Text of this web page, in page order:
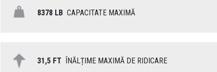
8378 LB CAPACITATE MAXIMĂ
31,5 FT ÎNĂLȚIME MAXIMĂ DE RIDICARE